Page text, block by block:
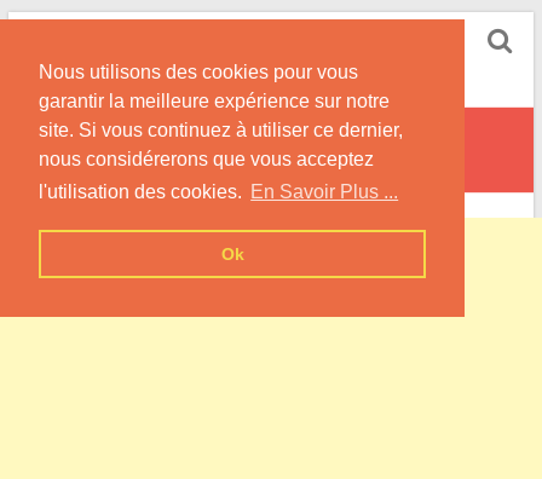
Nous utilisons des cookies pour vous
garantir la meilleure expérience sur notre
site. Si vous continuez à utiliser ce dernier,
nous considérerons que vous acceptez
l'utilisation des cookies. En Savoir Plus ...
Ok
Skip
content
Informations sur les Pompes à Chaleur
Corribert